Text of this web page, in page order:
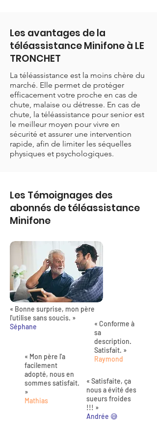
Les avantages de la
téléassistance Minifone à LE
TRONCHET
La téléassistance est la moins chère du
marché. Elle permet de protéger
efficacement votre proche en cas de
chute, malaise ou détresse. En cas de
chute, la téléassistance pour senior est
le meilleur moyen pour vivre en
sécurité et assurer une intervention
rapide, afin de limiter les séquelles
physiques et psychologiques.
Les Témoignages des
abonnés de téléassistance
Minifone
« Bonne surprise, mon père
l'utilise sans soucis. »
Séphane
« Mon père l'a
facilement
adopté, nous en
sommes satisfait.
»
Mathias
« Conforme à
sa
description.
Satisfait. »
Raymond
« Satisfaite, ça
nous a évité des
sueurs froides
!!! »
Andrée 😅